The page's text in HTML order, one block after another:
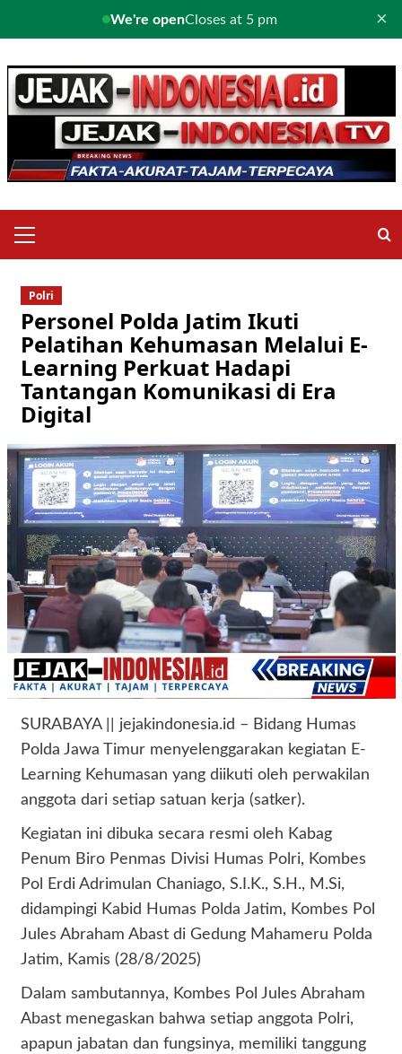
We're openCloses at 5 pm ×
to
content
Menu
Polri
Personel Polda Jatim Ikuti
Pelatihan Kehumasan Melalui E-
Learning Perkuat Hadapi
Tantangan Komunikasi di Era
Digital
SURABAYA || jejakindonesia.id – Bidang Humas
Polda Jawa Timur menyelenggarakan kegiatan E-
Learning Kehumasan yang diikuti oleh perwakilan
anggota dari setiap satuan kerja (satker).
Kegiatan ini dibuka secara resmi oleh Kabag
Penum Biro Penmas Divisi Humas Polri, Kombes
Pol Erdi Adrimulan Chaniago, S.I.K., S.H., M.Si,
didampingi Kabid Humas Polda Jatim, Kombes Pol
Jules Abraham Abast di Gedung Mahameru Polda
Jatim, Kamis (28/8/2025)
Dalam sambutannya, Kombes Pol Jules Abraham
Abast menegaskan bahwa setiap anggota Polri,
apapun jabatan dan fungsinya, memiliki tanggung